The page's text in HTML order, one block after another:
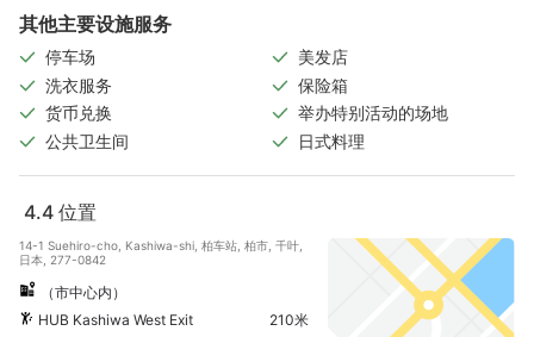
其他主要设施服务
停车场
美发店
洗衣服务
保险箱
货币兑换
举办特别活动的场地
公共卫生间
日式料理
4.4 位置
14-1 Suehiro-cho, Kashiwa-shi, 柏车站, 柏市, 千叶,
日本, 277-0842
（市中心内）
HUB Kashiwa West Exit
210米